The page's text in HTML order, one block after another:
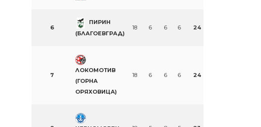
6
ПИРИН
(БЛАГОЕВГРАД)
18 6 6 6 24
7
ЛОКОМОТИВ
(ГОРНА
ОРЯХОВИЦА)
18 6 6 6 24